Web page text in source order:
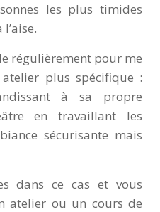
les plus timides
régulièrement pour me
plus spécifique :
à sa propre
en travaillant les
sécurisante mais
dans ce cas et vous
atelier ou un cours de